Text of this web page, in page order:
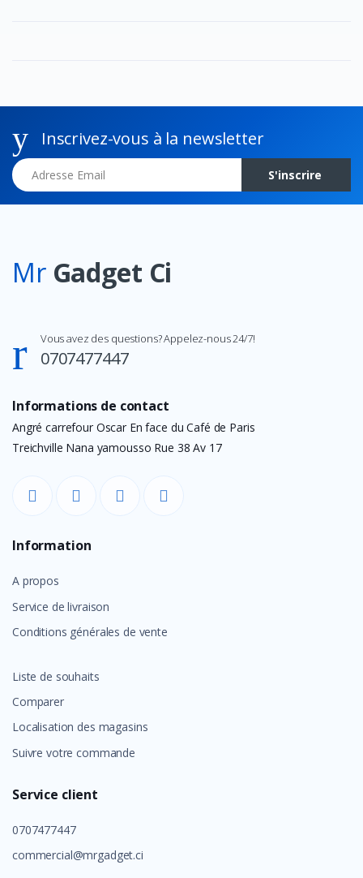
Inscrivez-vous à la newsletter
Adresse Email
S'inscrire
Mr Gadget Ci
Vous avez des questions? Appelez-nous 24/7!
0707477447
Informations de contact
Angré carrefour Oscar En face du Café de Paris
Treichville Nana yamousso Rue 38 Av 17
Information
A propos
Service de livraison
Conditions générales de vente
Liste de souhaits
Comparer
Localisation des magasins
Suivre votre commande
Service client
0707477447
commercial@mrgadget.ci